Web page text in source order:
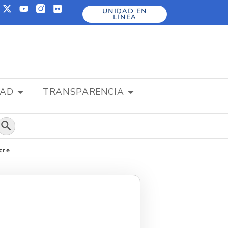
UNIDAD EN
LÍNEA
TRANSPARENCIA
de búsqueda